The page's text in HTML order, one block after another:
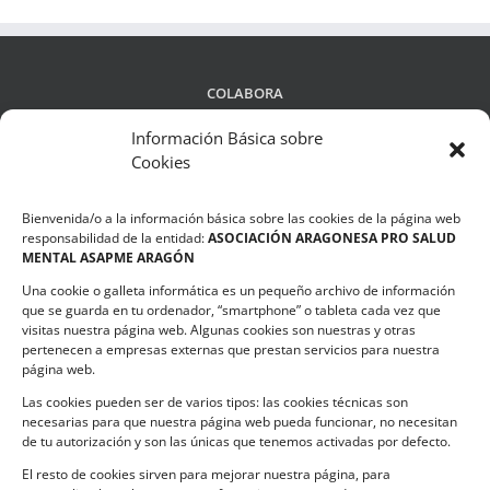
Información Básica sobre
Cookies
Bienvenida/o a la información básica sobre las cookies de la página web
responsabilidad de la entidad:ASOCIACIÓN ARAGONESA PRO SALUD
MENTAL ASAPME ARAGÓN
Una cookie o galleta informática es un pequeño archivo de información
que se guarda en tu ordenador, “smartphone” o tableta cada vez que
visitas nuestra página web. Algunas cookies son nuestras y otras
pertenecen a empresas externas que prestan servicios para nuestra
página web.
Las cookies pueden ser de varios tipos: las cookies técnicas son
necesarias para que nuestra página web pueda funcionar, no necesitan
de tu autorización y son las únicas que tenemos activadas por defecto.
El resto de cookies sirven para mejorar nuestra página, para
COLABORA
Política de privacidad
Compromiso de Protección de Datos
Política de Cookies
CONTACTO
C/ Ciudadela s/n. Parque Delicias.